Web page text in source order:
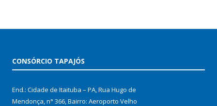
CONSÓRCIO TAPAJÓS
End.: Cidade de Itaituba – PA, Rua Hugo de
Mendonça, n° 366, Bairro: Aeroporto Velho